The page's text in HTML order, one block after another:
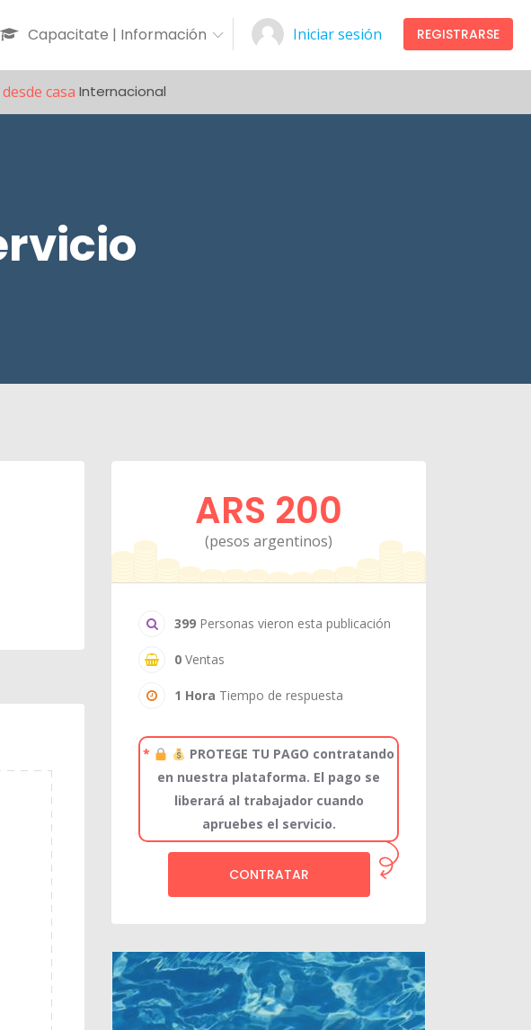
Capacitate | Información Iniciar sesión REGISTRARSE
Internacional
ARS 200
(pesos argentinos)
399 Personas vieron esta publicación
0 Ventas
1 Hora Tiempo de respuesta
*
PROTEGE TU PAGO contratando
en nuestra plataforma. El pago se
liberará al trabajador cuando
apruebes el servicio.
CONTRATAR